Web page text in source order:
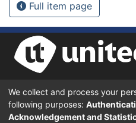
Full item page
UNIVERSIDAD TECNOLÓGICA
BOULEVARD KENNEDY, V-782, FRENTE
TEGUCIGALPA, FRANCISCO MORAZÁN,
We collect and process your
following purposes:
Acknowledgement and